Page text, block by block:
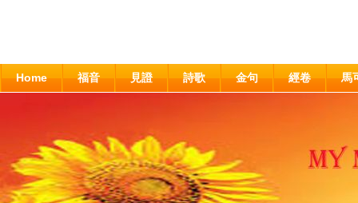
Home 福音 見證 詩歌 金句 經卷 馬